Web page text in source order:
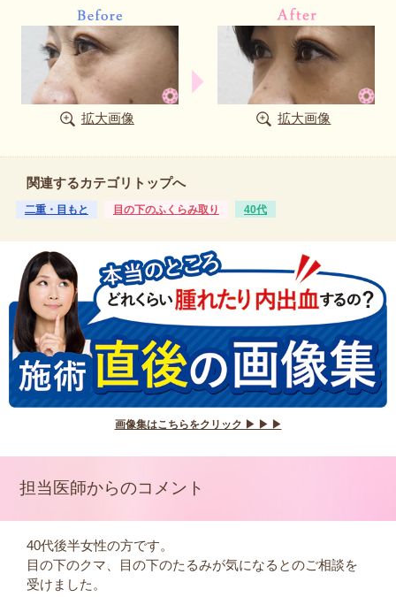
拡大画像 拡大画像
関連するカテゴリトップへ
二重・目もと 目の下のふくらみ取り 40代
画像集はこちらをクリック ▶ ▶ ▶
担当医師からのコメント
40代後半女性の方です。
目の下のクマ、目の下のたるみが気になるとのご相談を
受けました。